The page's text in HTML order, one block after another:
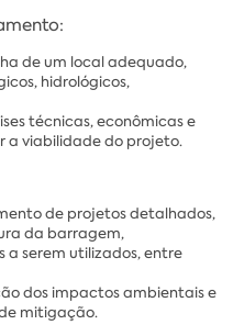
de um local adequado,
hidrológicos,
técnicas, econômicas e
a viabilidade do projeto.
de projetos detalhados,
da barragem,
serem utilizados, entre
dos impactos ambientais e
mitigação.